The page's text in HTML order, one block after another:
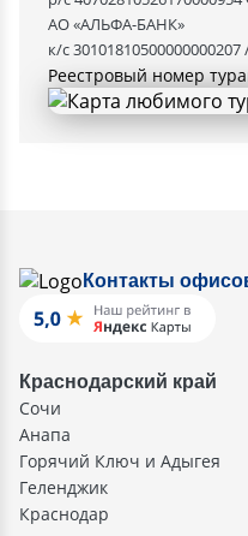
АО «АЛЬФА-БАНК»
к/с
Реестровый номер
Контакты
Краснодарский край
Сочи
Анапа
Горячий Ключ и Адыгея
Геленджик
Краснодар